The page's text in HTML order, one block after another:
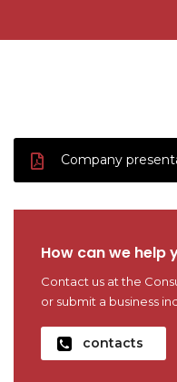
Company
How can we help
Contact us at the
or submit a business
contacts